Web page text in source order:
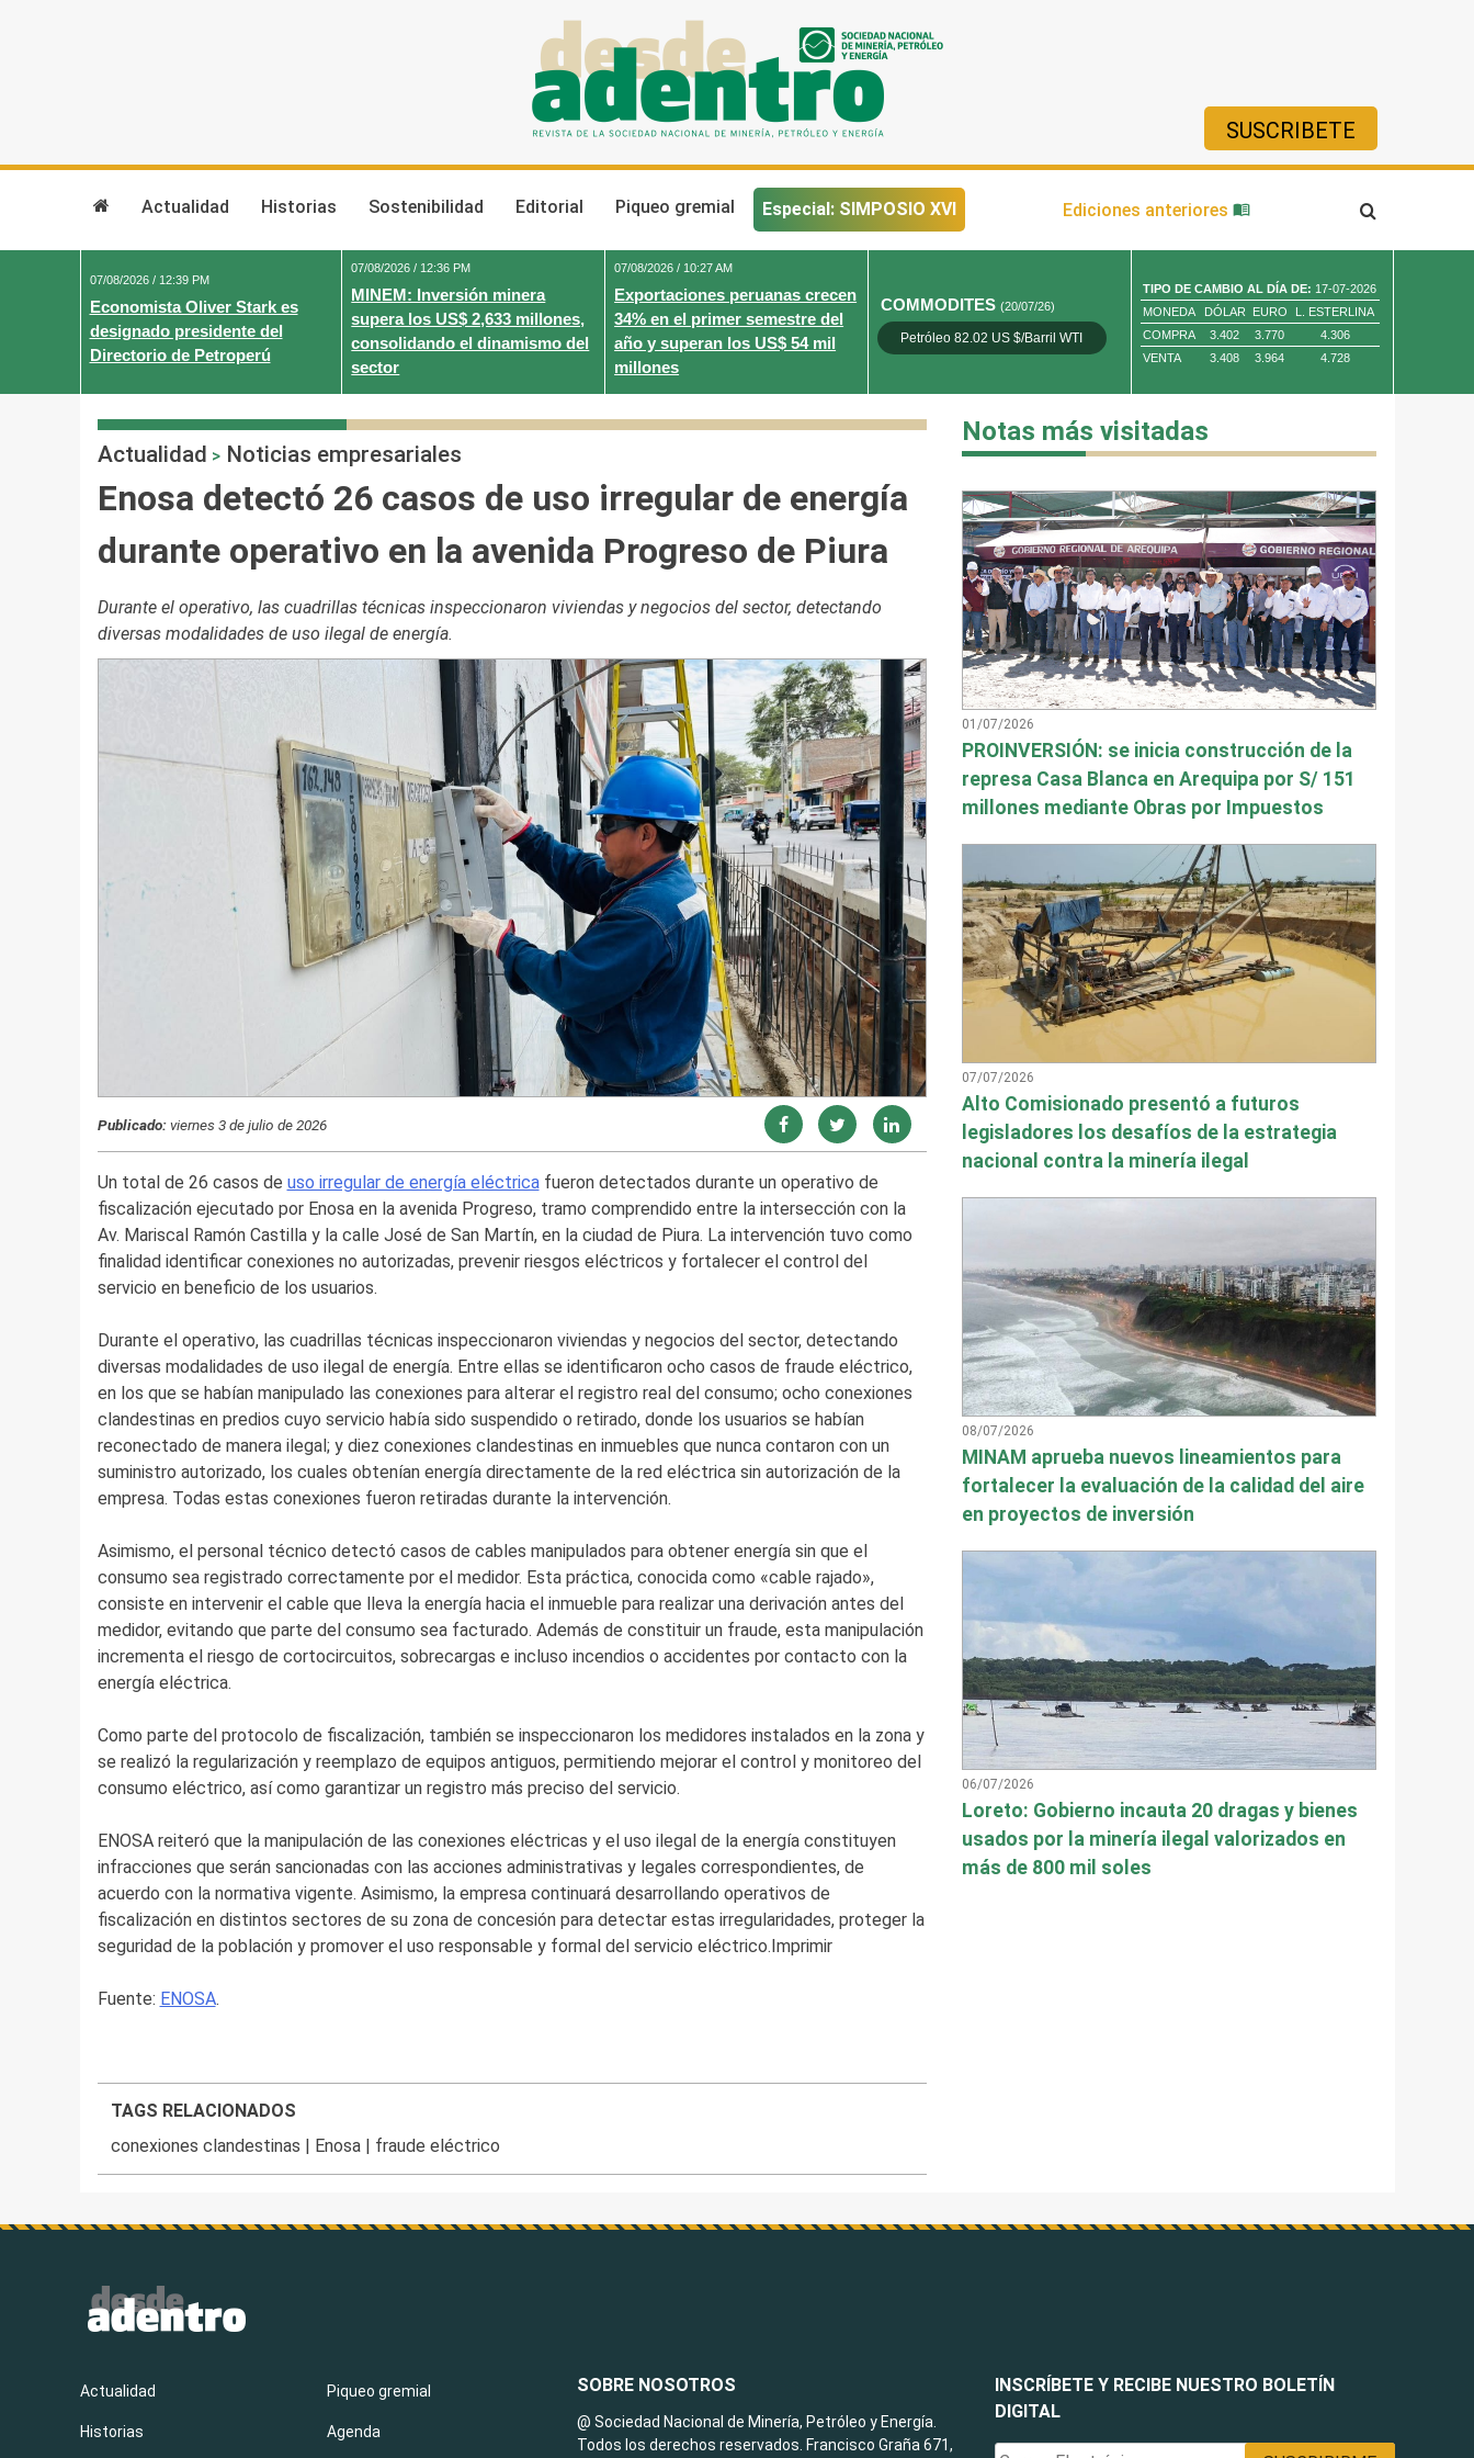
SUSCRIBETE
Actualidad Historias Sostenibilidad Editorial Piqueo gremial Especial: SIMPOSIO XVI Ediciones anteriores
07/08/2026 / 12:39 PM
Economista Oliver Stark es
designado presidente del
Directorio de Petroperú
07/08/2026 / 12:36 PM
MINEM: Inversión minera
supera los US$ 2,633 millones,
consolidando el dinamismo del
sector
07/08/2026 / 10:27 AM
Exportaciones peruanas crecen
34% en el primer semestre del
año y superan los US$ 54 mil
millones
COMMODITES(20/07/26)
Petróleo 82.02 US $/Barril WTI Oro 4,010.80 US $/ Oz. Tr.
TIPO DE CAMBIO AL DÍA DE: 17-07-2026
MONEDA
DÓLAR EURO
L. ESTERLINA
COMPRA
3.402 3.770
4.306
VENTA
3.408 3.964 4.728
Actualidad > Noticias empresariales
Enosa detectó 26 casos de uso irregular de energía
durante operativo en la avenida Progreso de Piura
Durante el operativo, las cuadrillas técnicas inspeccionaron viviendas y negocios del sector, detectando
diversas modalidades de uso ilegal de energía.
Publicado:viernes 3 de julio de 2026
Un total de 26 casos de uso irregular de energía eléctricafueron detectados durante un operativo de
fiscalización ejecutado por Enosa en la avenida Progreso, tramo comprendido entre la intersección con la
Av. Mariscal Ramón Castilla y la calle José de San Martín, en la ciudad de Piura. La intervención tuvo como
finalidad identificar conexiones no autorizadas, prevenir riesgos eléctricos y fortalecer el control del
servicio en beneficio de los usuarios.
Durante el operativo, las cuadrillas técnicas inspeccionaron viviendas y negocios del sector, detectando
diversas modalidades de uso ilegal de energía. Entre ellas se identificaron ocho casos de fraude eléctrico,
en los que se habían manipulado las conexiones para alterar el registro real del consumo; ocho conexiones
clandestinas en predios cuyo servicio había sido suspendido o retirado, donde los usuarios se habían
reconectado de manera ilegal; y diez conexiones clandestinas en inmuebles que nunca contaron con un
suministro autorizado, los cuales obtenían energía directamente de la red eléctrica sin autorización de la
empresa. Todas estas conexiones fueron retiradas durante la intervención.
Asimismo, el personal técnico detectó casos de cables manipulados para obtener energía sin que el
consumo sea registrado correctamente por el medidor. Esta práctica, conocida como «cable rajado»,
consiste en intervenir el cable que lleva la energía hacia el inmueble para realizar una derivación antes del
medidor, evitando que parte del consumo sea facturado. Además de constituir un fraude, esta manipulación
incrementa el riesgo de cortocircuitos, sobrecargas e incluso incendios o accidentes por contacto con la
energía eléctrica.
Como parte del protocolo de fiscalización, también se inspeccionaron los medidores instalados en la zona y
se realizó la regularización y reemplazo de equipos antiguos, permitiendo mejorar el control y monitoreo del
consumo eléctrico, así como garantizar un registro más preciso del servicio.
ENOSA reiteró que la manipulación de las conexiones eléctricas y el uso ilegal de la energía constituyen
infracciones que serán sancionadas con las acciones administrativas y legales correspondientes, de
acuerdo con la normativa vigente. Asimismo, la empresa continuará desarrollando operativos de
fiscalización en distintos sectores de su zona de concesión para detectar estas irregularidades, proteger la
seguridad de la población y promover el uso responsable y formal del servicio eléctrico.Imprimir
Fuente: ENOSA.
TAGS RELACIONADOS
conexiones clandestinas | Enosa | fraude eléctrico
Notas más visitadas
01/07/2026
PROINVERSIÓN: se inicia construcción de la
represa Casa Blanca en Arequipa por S/ 151
millones mediante Obras por Impuestos
07/07/2026
Alto Comisionado presentó a futuros
legisladores los desafíos de la estrategia
nacional contra la minería ilegal
08/07/2026
MINAM aprueba nuevos lineamientos para
fortalecer la evaluación de la calidad del aire
en proyectos de inversión
06/07/2026
Loreto: Gobierno incauta 20 dragas y bienes
usados por la minería ilegal valorizados en
más de 800 mil soles
INSCRÍBETE Y RECIBE NUESTRO BOLETÍN
DIGITAL
Actualidad
Historias
Piqueo gremial
Agenda
SOBRE NOSOTROS
@ Sociedad Nacional de Minería, Petróleo y Energía.
Todos los derechos reservados. Francisco Graña 671,